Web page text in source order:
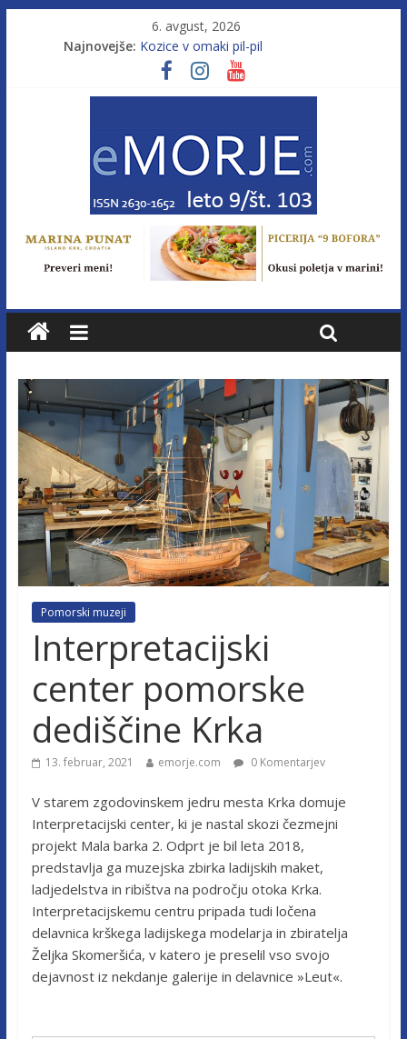
6. avgust, 2026
Najnovejše:
Poletje, ki ponuja več
Kozice v omaki pil-pil
Leto 9, št. 103; Licenca brez morja
Pomorski muzeji
Interpretacijski
center pomorske
dediščine Krka
13. februar, 2021 emorje.com 0 Komentarjev
V starem zgodovinskem jedru mesta Krka domuje
Interpretacijski center, ki je nastal skozi čezmejni
projekt Mala barka 2. Odprt je bil leta 2018,
predstavlja ga muzejska zbirka ladijskih maket,
ladjedelstva in ribištva na področju otoka Krka.
Interpretacijskemu centru pripada tudi ločena
delavnica krškega ladijskega modelarja in zbiratelja
Željka Skomeršića, v katero je preselil vso svojo
dejavnost iz nekdanje galerije in delavnice »Leut«.